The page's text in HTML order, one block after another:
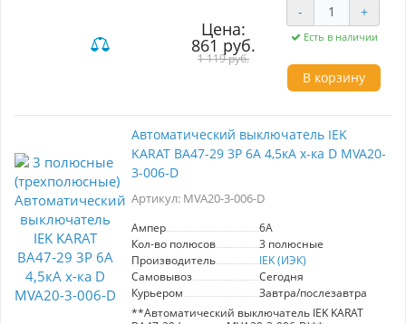
распределительных и групповых цепей с
различными нагрузками. Идеален для
электроприборов и освещения. Номинальный
ток: 3А, кратковременная способность
отключения: 4,5 кА. Подходит для
зданиях. Простой в установке и надежный в
Цена:
861 руб.
1 119 руб.
- +
Есть в наличии
В корзину
Автоматический выключатель IEK
KARAT ВА47-29 3Р 6А 4,5кА х-ка D MVA20-
3-006-D
Артикул: MVA20-3-006-D
Ампер
6A
Кол-во полюсов
3 полюсные
Производитель
IEK (ИЭК)
Самовывоз
Сегодня
Курьером
Завтра/послезавтра
**Автоматический выключатель IEK KARAT